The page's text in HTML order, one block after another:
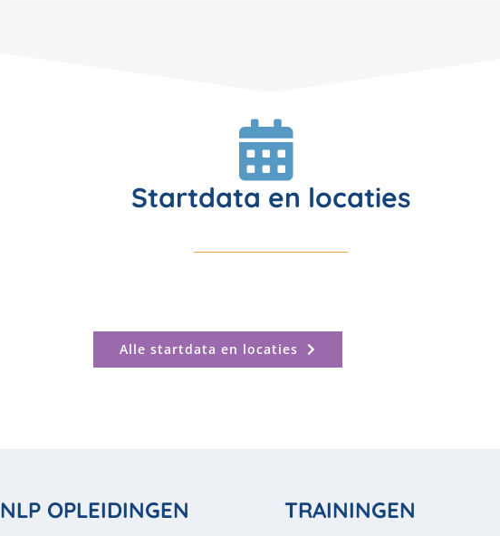
Startdata en locaties
Alle startdata en locaties
NLP OPLEIDINGEN TRAININGEN